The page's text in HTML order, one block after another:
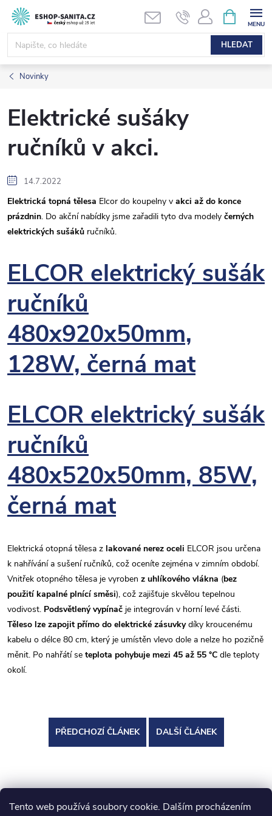
Tento web používá soubory cookie. Dalším procházením
Přejít
obsah
HLEDAT
NÁKUPNÍ
KOŠÍK
Novinky
Elektrické sušáky
ručníků v akci.
14.7.2022
Elektrická topná tělesa Elcor do koupelny v akci až do konce
prázdnin. Do akční nabídky jsme zařadili tyto dva modely černých
elektrických sušáků ručníků.
ELCOR elektrický sušák
ručníků
480x920x50mm,
128W, černá mat
ELCOR elektrický sušák
ručníků
480x520x50mm, 85W,
černá mat
Elektrická otopná tělesa z lakované nerez oceli ELCOR jsou určena
k nahřívání a sušení ručníků, což oceníte zejména v zimním období.
Vnitřek otopného tělesa je vyroben z uhlíkového vlákna (bez
použití kapalné plnící směsi), což zajišťuje skvělou tepelnou
vodivost. Podsvětlený vypínač je integrován v horní levé části.
Těleso lze zapojit přímo do elektrické zásuvkydíky kroucenému
kabelu o délce 80 cm, který je umístěn vlevo dole a nelze ho pozičně
měnit. Po nahřátí se teplota pohybuje mezi 45 až 55 °C dle teploty
okolí.
PŘEDCHOZÍ ČLÁNEK DALŠÍ ČLÁNEK